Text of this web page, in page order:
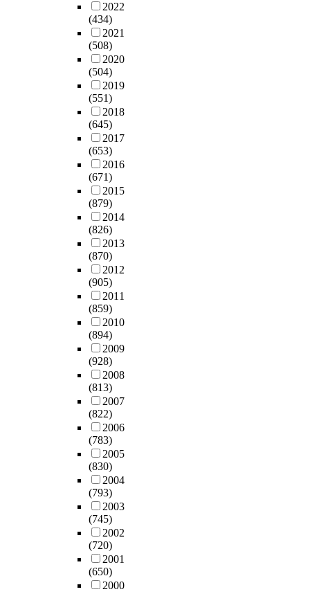
2022
(434)
2021
(508)
2020
(504)
2019
(551)
2018
(645)
2017
(653)
2016
(671)
2015
(879)
2014
(826)
2013
(870)
2012
(905)
2011
(859)
2010
(894)
2009
(928)
2008
(813)
2007
(822)
2006
(783)
2005
(830)
2004
(793)
2003
(745)
2002
(720)
2001
(650)
2000